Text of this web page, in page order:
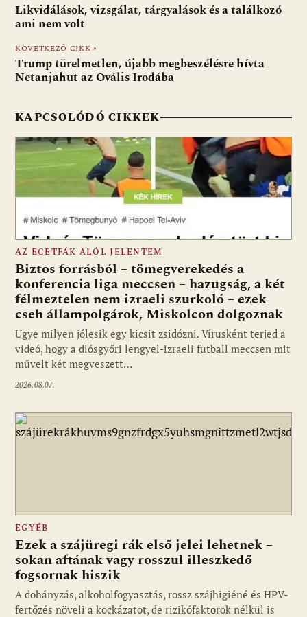
o
o
k
p
p
Likvidálások, vizsgálat, tárgyalások és a találkozó
ami nem volt
KÖVETKEZŐ CIKK »
Trump türelmetlen, újabb megbeszélésre hívta
Netanjahut az Ovális Irodába
KAPCSOLÓDÓ CIKKEK
AZ ECETFÁK ALÓL JELENTEM
Biztos forrásból – tömegverekedés a
konferencia liga meccsen – hazugság, a két
félmeztelen nem izraeli szurkoló – ezek
cseh állampolgárok, Miskolcon dolgoznak
Ugye milyen jólesik egy kicsit zsidózni. Vírusként terjed a
videó, hogy a diósgyőri lengyel-izraeli futball meccsen mit
művelt két megveszett…
2026.08.07.
EGYÉB
Ezek a szájüregi rák első jelei lehetnek –
sokan aftának vagy rosszul illeszkedő
fogsornak hiszik
A dohányzás, alkoholfogyasztás, rossz szájhigiéné és HPV-
fertőzés növeli a kockázatot, de rizikófaktorok nélkül is